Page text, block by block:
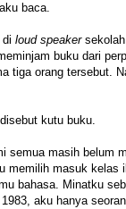
baca.
loud speakersekolah
buku dari
tiga orang tersebut.
kutu buku.
semua masih belum
memilih masuk kelas
bahasa. Minatku
aku hanya